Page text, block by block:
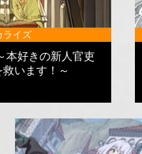
ライズ
本好きの新人官吏
います！～